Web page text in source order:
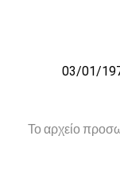
03/01/
Το αρχείο